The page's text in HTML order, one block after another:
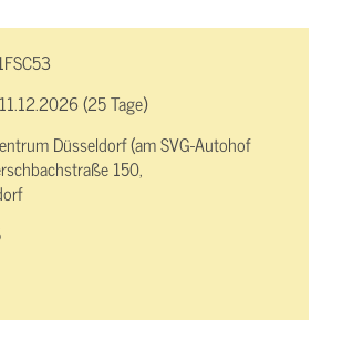
(25 Tage)
Düsseldorf (am SVG-Autohof
150,